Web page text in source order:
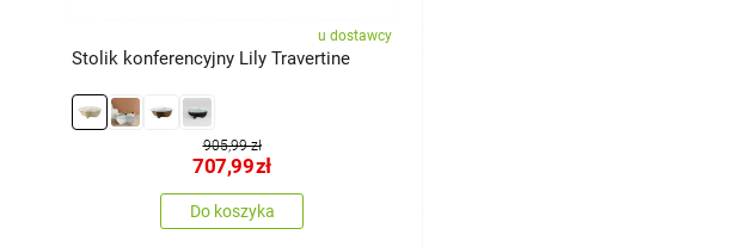
u dostawcy
Stolik konferencyjny Lily Travertine
905,99 zł
707,99zł
Do koszyka